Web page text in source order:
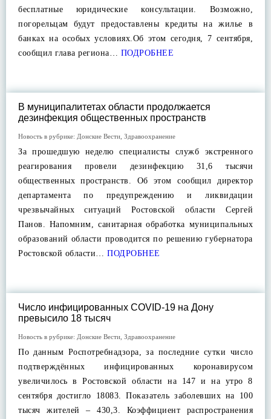
бесплатные юридические консультации. Возможно,
погорельцам будут предоставлены кредиты на жилье в
банках на особых условиях.Об этом сегодня, 7 сентября,
сообщил глава региона… ПОДРОБНЕЕ
В муниципалитетах области продолжается
дезинфекция общественных пространств
Новость в рубрике: Донские Вести Здравоохранение
За прошедшую неделю специалисты служб экстренного
реагирования провели дезинфекцию 31,6 тысячи
общественных пространств. Об этом сообщил директор
департамента по предупреждению и ликвидации
чрезвычайных ситуаций Ростовской области Сергей
Панов. Напомним, санитарная обработка муниципальных
образований области проводится по решению губернатора
Ростовской области… ПОДРОБНЕЕ
Число инфицированных COVID-19 на Дону
превысило 18 тысяч
Новость в рубрике: Донские Вести Здравоохранение
По данным Роспотребнадзора, за последние сутки число
подтверждённых инфицированных коронавирусом
увеличилось в Ростовской области на 147 и на утро 8
сентября достигло 18083. Показатель заболевших на 100
тысяч жителей – 430,3. Коэффициент распространения